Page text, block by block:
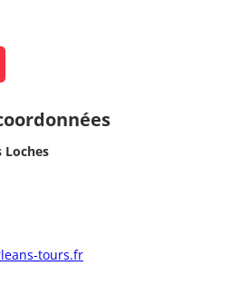
Loches
tours.fr